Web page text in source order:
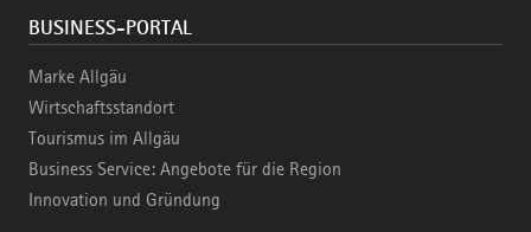
BUSINESS-PORTAL
Marke Allgäu
Wirtschaftsstandort
Tourismus im Allgäu
Business Service: Angebote für die Region
Innovation und Gründung